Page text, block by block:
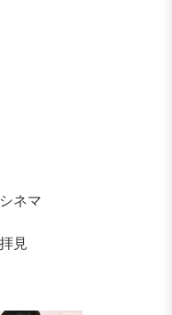
ネマ
見